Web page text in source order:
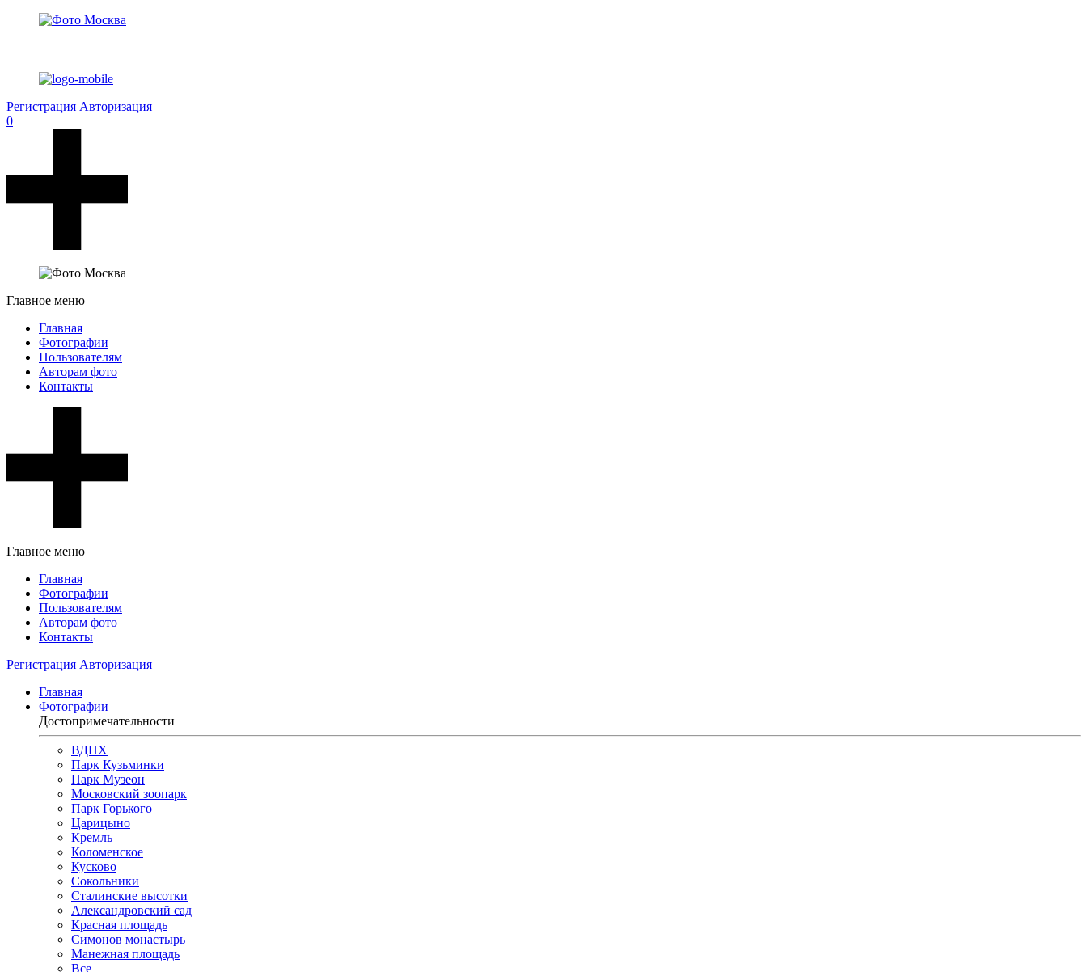
Регистрация Авторизация
0
Главное меню
Главная
Фотографии
Пользователям
Авторам фото
Контакты
Главное меню
Главная
Фотографии
Пользователям
Авторам фото
Контакты
Регистрация Авторизация
Главная
Фотографии
Достопримечательности
ВДНХ
Парк Кузьминки
Парк Музеон
Московский зоопарк
Парк Горького
Царицыно
Кремль
Коломенское
Кусково
Сокольники
Сталинские высотки
Александровский сад
Красная площадь
Симонов монастырь
Манежная площадь
Все